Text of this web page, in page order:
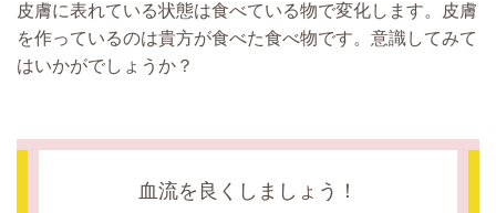
皮膚に表れている状態は食べている物で変化します。皮膚
を作っているのは貴方が食べた食べ物です。意識してみて
はいかがでしょうか？
血流を良くしましょう！